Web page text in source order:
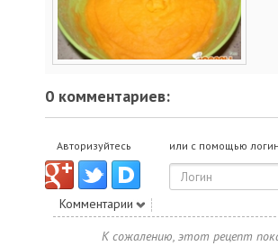
0 комментариев:
Авторизуйтесь или с помощью
Комментарии
К сожалению, этот рецепт